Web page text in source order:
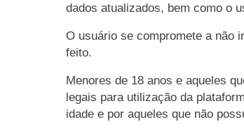
dados atualizados, bem como o
O usuário se compromete a não
feito.
Menores de 18 anos e aqueles
legais para utilização da
idade e por aqueles que não